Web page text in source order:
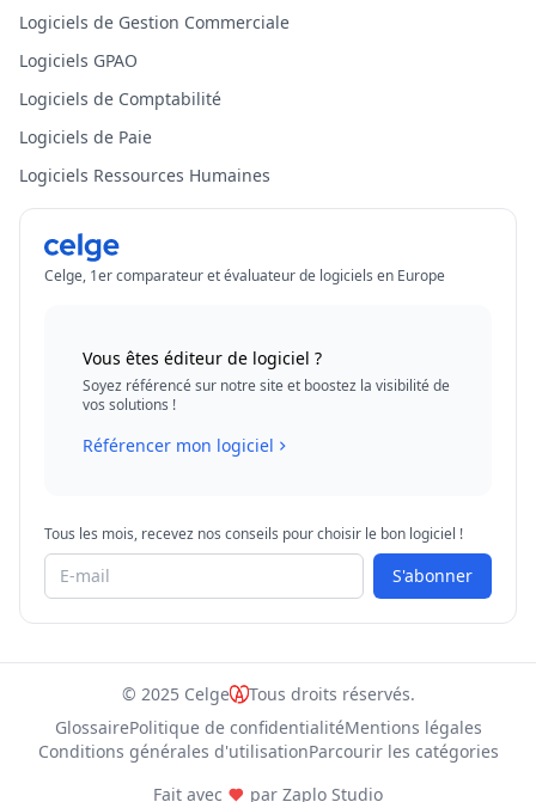
Logiciels de Gestion Commerciale
Logiciels GPAO
Logiciels de Comptabilité
Logiciels de Paie
Logiciels Ressources Humaines
Celge, 1er comparateur et évaluateur de logiciels en Europe
Vous êtes éditeur de logiciel ?
Soyez référencé sur notre site et boostez la visibilité de
vos solutions !
Référencer mon logiciel
Tous les mois, recevez nos conseils pour choisir le bon logiciel !
S'abonner
© 2025 Celge
Tous droits réservés.
GlossairePolitique de confidentialitéMentions légales
Conditions générales d'utilisationParcourir les catégories
Fait avec
par Zaplo Studio